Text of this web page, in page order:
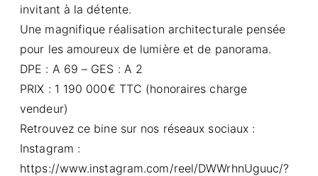
invitant à la détente.
Une magnifique réalisation architecturale pensée
pour les amoureux de lumière et de panorama.
DPE : A 69 – GES : A 2
PRIX : 1 190 000€ TTC (honoraires charge
vendeur)
Retrouvez ce bine sur nos réseaux sociaux :
Instagram :
https://www.instagram.com/reel/DWWrhnUguuc/?